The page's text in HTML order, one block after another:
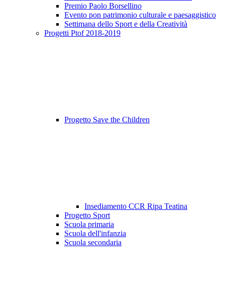
Premio Paolo Borsellino
Evento pon patrimonio culturale e paesaggistico
Settimana dello Sport e della Creatività
Progetti Ptof 2018-2019
Progetto Save the Children
Insediamento CCR Ripa Teatina
Progetto Sport
Scuola primaria
Scuola dell'infanzia
Scuola secondaria